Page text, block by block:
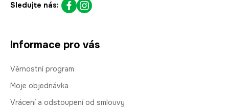
Sledujte nás:
Informace pro vás
Věrnostní program
Moje objednávka
Vrácení a odstoupení od smlouvy